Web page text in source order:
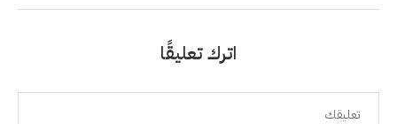
اترك تعليقًا